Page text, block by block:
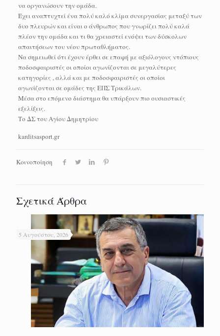
να οργανώσουν την ομάδα.
Έχει αναπτυχτεί ένα πολύ καλό κλίμα συνεργασίας μεταξύ των
δυο πλευρών και είναι ο άνθρωπος που γνωρίζει πολύ καλά
πλέον την ομάδα και τι θα χρειαστεί ενόψει των δύσκολων
απαιτήσεων του νέου πρωταθλήματος.
Να σημειωθεί ότι έχουν έρθει σε επαφή με αξιόλογους ντόπιους
ποδοσφαιριστές οι οποίοι αγωνίζονται σε μεγαλύτερες
κατηγορίες , αλλά και με ποδοσφαιριστές οι οποίοι
αγωνίζονται σε ομάδες της ΕΠΣ Τρικάλων.
Μέσα στο επόμενο διάστημα θα υπάρξουν πιο ουσιαστικές
εξελίξεις.
Το ΔΣ του Αγίου Δημητρίου
karditsasport.gr
Κοινοποίηση
Σχετικά Άρθρα
5 Αυγούστου, 2026